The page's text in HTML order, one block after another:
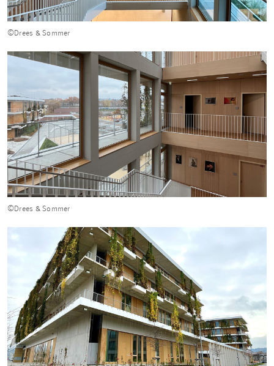
©Drees & Sommer
©Drees & Sommer